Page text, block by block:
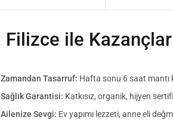
Filizce ile
Zamandan Tasarruf: Hafta sonu 6 saat
Sağlık Garantisi: Katkısız, organik, hijyen
Ailenize Sevgi: Ev yapımı lezzeti, anne eli